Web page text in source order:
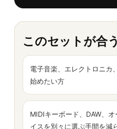
このセットが合
電子音楽、エレクトロニカ
始めたい方
MIDIキーボード、DAW、
イスを別々に選ぶ手間を減